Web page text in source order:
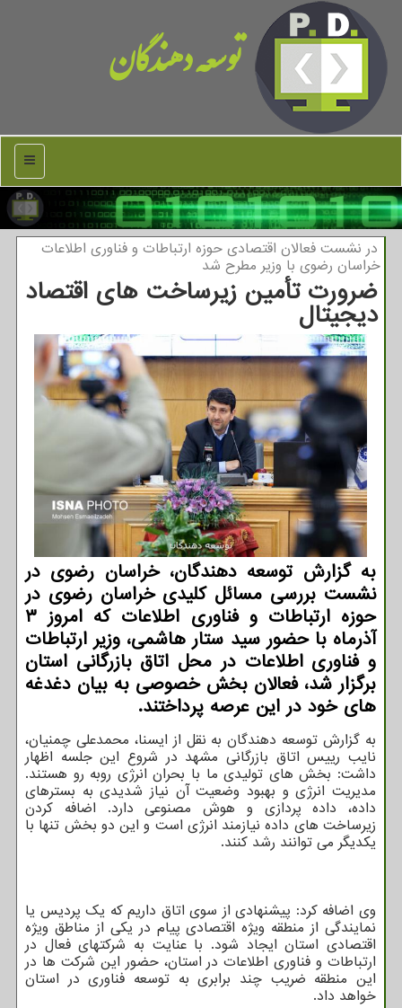
توسعه دهندگان
منو
در نشست فعالان اقتصادی حوزه ارتباطات و فناوری اطلاعات
خراسان رضوی با وزیر مطرح شد
ضرورت تأمین زیرساخت های اقتصاد
دیجیتال
به گزارش توسعه دهندگان، خراسان رضوی در
نشست بررسی مسائل کلیدی خراسان رضوی در
حوزه ارتباطات و فناوری اطلاعات که امروز ۳
آذرماه با حضور سید ستار هاشمی، وزیر ارتباطات
و فناوری اطلاعات در محل اتاق بازرگانی استان
برگزار شد، فعالان بخش خصوصی به بیان دغدغه
های خود در این عرصه پرداختند.
به گزارش توسعه دهندگان به نقل از ایسنا، محمدعلی چمنیان،
نایب رییس اتاق بازرگانی مشهد در شروع این جلسه اظهار
داشت: بخش های تولیدی ما با بحران انرژی روبه رو هستند.
مدیریت انرژی و بهبود وضعیت آن نیاز شدیدی به بسترهای
داده، داده پردازی و هوش مصنوعی دارد. اضافه کردن
زیرساخت های داده نیازمند انرژی است و این دو بخش تنها با
یکدیگر می توانند رشد کنند.
وی اضافه کرد: پیشنهادی از سوی اتاق داریم که یک پردیس یا
نمایندگی از منطقه ویژه اقتصادی پیام در یکی از مناطق ویژه
اقتصادی استان ایجاد شود. با عنایت به شرکتهای فعال در
ارتباطات و فناوری اطلاعات در استان، حضور این شرکت ها در
این منطقه ضریب چند برابری به توسعه فناوری در استان
خواهد داد.